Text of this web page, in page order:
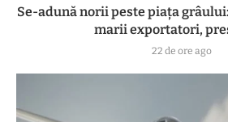
Se-adună norii peste piața
marii exportatori,
22 de ore ago